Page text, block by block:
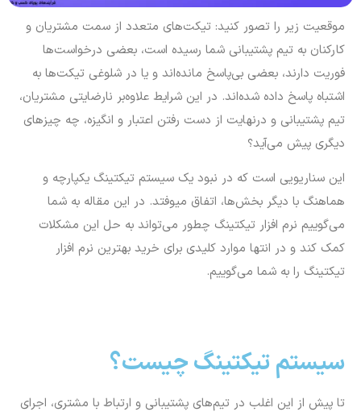
موقعیت زیر را تصور کنید: تیکت‌های متعدد از سمت مشتریان و
کارکنان به تیم پشتیبانی شما رسیده است، بعضی درخواست‌ها
فوریت دارند، بعضی بی‌پاسخ مانده‌اند و یا در شلوغی تیکت‌ها به
اشتباه پاسخ داده شده‌اند. در این شرایط علاوه‌بر نارضایتی مشتریان،
تیم پشتیبانی و درنهایت از دست رفتن اعتبار و انگیزه، چه چیزهای
دیگری پیش می‌آید؟
این سناریویی است که در نبود یک سیستم تیکتینگ یکپارچه و
هماهنگ با دیگر بخش‌ها، اتفاق میوفتد. در این مقاله به شما
می‌گوییم نرم افزار تیکتینگ چطور می‌تواند به حل این مشکلات
کمک کند و در انتها موارد کلیدی برای خرید بهترین نرم افزار
تیکتینگ را به شما می‌گوییم.
سیستم تیکتینگ چیست؟
تا پیش از این اغلب در تیم‌های پشتیبانی و ارتباط با مشتری، اجرای